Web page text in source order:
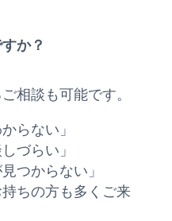
か？
相談も可能です。
らない」
づらい」
つからない」
ちの方も多くご来